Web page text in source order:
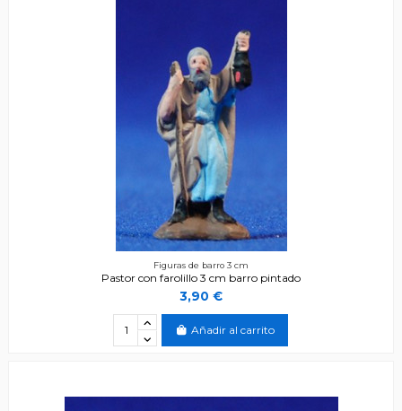
Figuras de barro 3 cm
Pastor con farolillo 3 cm barro pintado
3,90 €
Añadir al carrito